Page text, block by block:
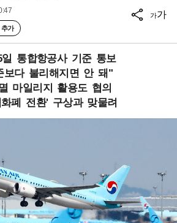
가
가가
통합항공사 기준 통보
보다 불리해지면 안 돼"
마일리지 활용도 협의
폐 전환' 구상과 맞물려